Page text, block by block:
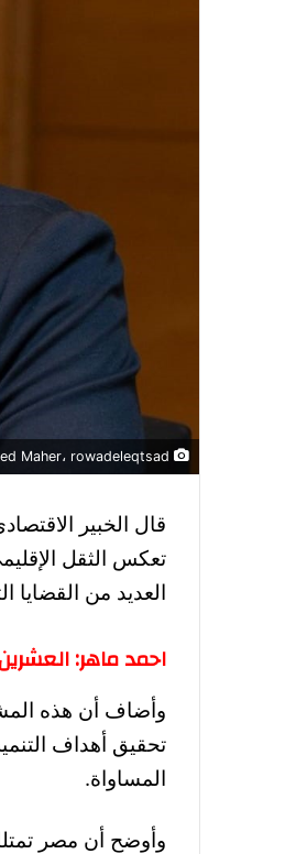
قال الخبير
تعكس الثقل
العديد من القضايا
احمد ماهر:
وأضاف أن هذه
تحقيق أهداف
المساواة.
وأوضح أن مصر